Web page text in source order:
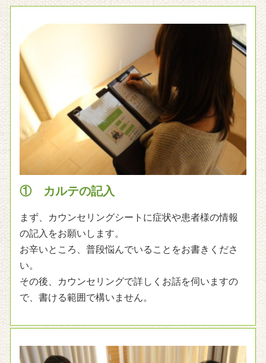
① カルテの記入
まず、カウンセリングシートに症状や患者様の情報
の記入をお願いします。
お辛いところ、普段悩んでいることをお書きくださ
い。
その後、カウンセリングで詳しくお話を伺いますの
で、書ける範囲で構いません。